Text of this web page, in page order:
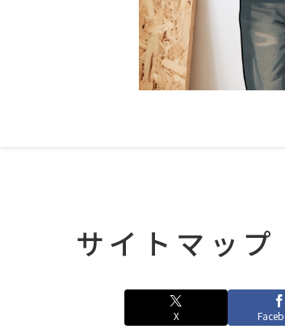
サイトマップ
X